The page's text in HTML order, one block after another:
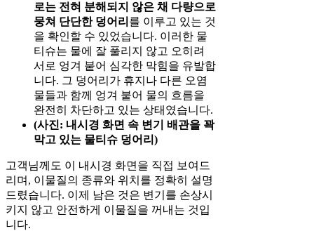
로는 전혀 분해되지 않은 채 다량으로
뭉쳐 단단한 덩어리 를 이루고 있는 것
을 확인할 수 있었습니다. 이러한 물
티슈는 물에 잘 풀리지 않고 오히려
서로 엉겨 붙어 심각한 막힘을 유발합
니다. 그 덩어리가 휴지나 다른 오염
물들과 함께 엉겨 붙어 물의 흐름을
완전히 차단하고 있는 상태였습니다.
(사진: 내시경 화면 속 변기 배관을 꽉
막고 있는 물티슈 덩어리)
고객님께도 이 내시경 화면을 직접 보여드
리며, 이물질의 종류와 위치를 정확히 설명
드렸습니다. 이제 남은 것은 변기를 손상시
키지 않고 안전하게 이물질을 꺼내는 것입
니다.